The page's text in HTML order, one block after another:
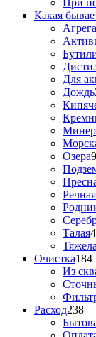
Какая
Для
Дождь
Озера
Речная
Талая4
Очистка184
Из
Расход238